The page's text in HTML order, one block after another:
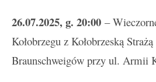
26.07.2025, g. 20:00 –
Kołobrzegu z Kołobrzeską
Braunschweigów przy ul. Armii